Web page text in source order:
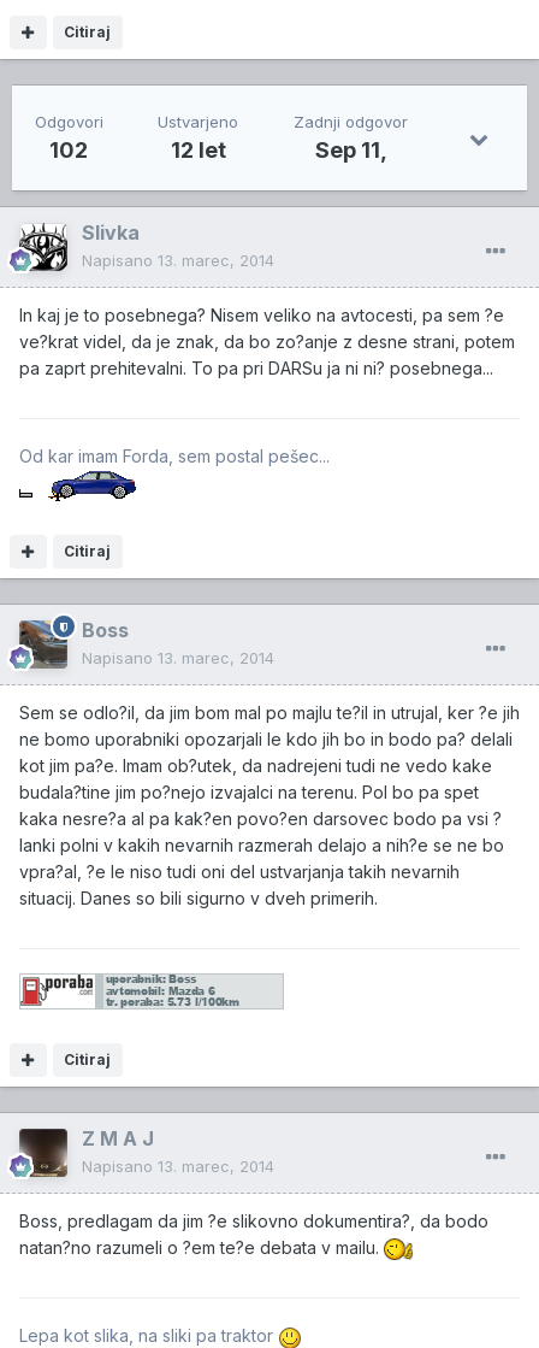
Citiraj
Odgovori
102
Ustvarjeno
12 let
Zadnji odgovor
Sep 11,
Slivka
Napisano 13. marec, 2014
In kaj je to posebnega? Nisem veliko na avtocesti, pa sem ?e
ve?krat videl, da je znak, da bo zo?anje z desne strani, potem
pa zaprt prehitevalni. To pa pri DARSu ja ni ni? posebnega...
Citiraj
Od kar imam Forda, sem postal pešec...
Boss
Napisano 13. marec, 2014
Sem se odlo?il, da jim bom mal po majlu te?il in utrujal, ker ?e jih
ne bomo uporabniki opozarjali le kdo jih bo in bodo pa? delali
kot jim pa?e. Imam ob?utek, da nadrejeni tudi ne vedo kake
budala?tine jim po?nejo izvajalci na terenu. Pol bo pa spet
kaka nesre?a al pa kak?en povo?en darsovec bodo pa vsi ?
lanki polni v kakih nevarnih razmerah delajo a nih?e se ne bo
vpra?al, ?e le niso tudi oni del ustvarjanja takih nevarnih
situacij. Danes so bili sigurno v dveh primerih.
Citiraj
Z M A J
Napisano 13. marec, 2014
Boss, predlagam da jim ?e slikovno dokumentira?, da bodo
natan?no razumeli o ?em te?e debata v mailu.
Lepa kot slika, na sliki pa traktor